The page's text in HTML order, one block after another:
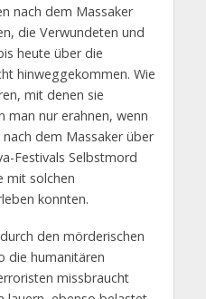
nach dem Massaker
die Verwundeten und
heute über die
hinweggekommen. Wie
mit denen sie
man nur erahnen, wenn
dem Massaker über
Festivals Selbstmord
mit solchen
konnten.
den mörderischen
die humanitären
missbraucht